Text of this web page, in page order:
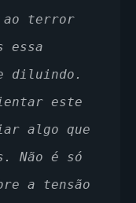
terror
essa
diluindo.
este
algo que
Não é só
a tensão